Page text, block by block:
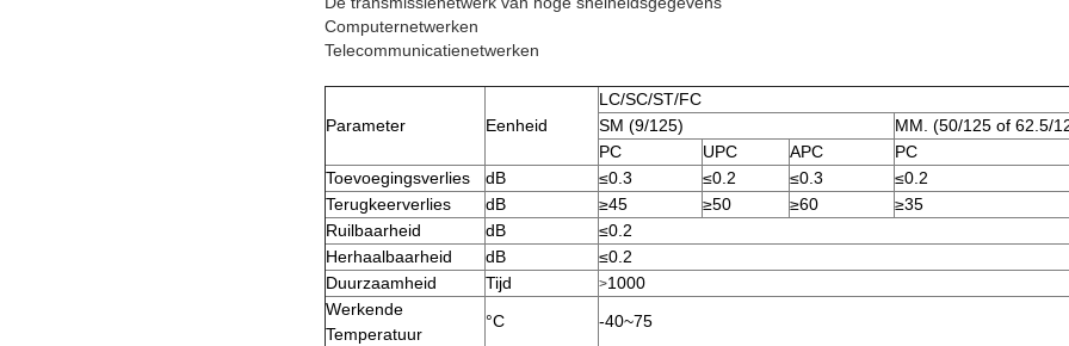
Computernetwerken
Telecommunicatienetwerken
Parameter Eenheid
LC/SC/ST/FC
SM (9/125)
MM. (50/125 of 62.5/
PC
UPC APC
PC
Toevoegingsverlies
dB ≤0.3 ≤0.2 ≤0.3
≤0.2
Terugkeerverlies
dB ≥45 ≥50 ≥60
≥35
Ruilbaarheid
dB
≤0.2
Herhaalbaarheid
dB
≤0.2
Duurzaamheid
Tijd >1000
Werkende
Temperatuur
°C -40~75